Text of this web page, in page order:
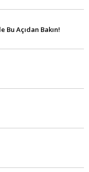
Bu Açıdan Bakın!